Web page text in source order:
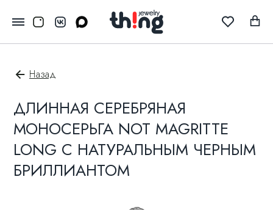
Назад
ДЛИННАЯ СЕРЕБРЯНАЯ
МОНОСЕРЬГА NOT MAGRITTE
LONG С НАТУРАЛЬНЫМ ЧЕРНЫМ
БРИЛЛИАНТОМ